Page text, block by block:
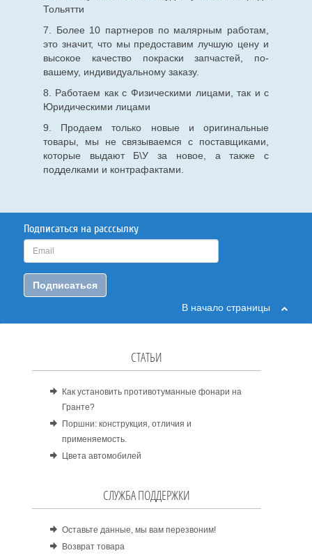
Тольятти
7. Более 10 партнеров по малярным работам,
это значит, что мы предоставим лучшую цену и
высокое качество покраски запчастей, по-
вашему, индивидуальному заказу.
8. Работаем как с Физическими лицами, так и с
Юридическими лицами
9. Продаем только новые и оригинальные
товары, мы не связываемся с поставщиками,
которые выдают Б\У за новое, а также с
подделками и контрафактами.
Подписаться на расссылку
Подписаться
В начало страницы
СТАТЬИ
Как установить противотуманные фонари на
Гранте?
Поршни: конструкция, отличия и
применяемость.
Цвета автомобилей
СЛУЖБА ПОДДЕРЖКИ
Оставьте данные, мы вам перезвоним!
Возврат товара